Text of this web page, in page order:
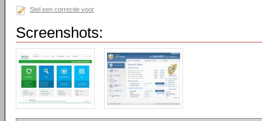
Stel een correctie voor
Screenshots: